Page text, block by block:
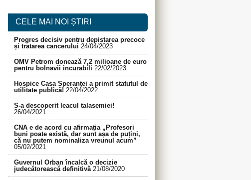
CELE MAI NOI ȘTIRI
Progres decisiv pentru depistarea precoce
și tratarea cancerului 24/04/2023
OMV Petrom donează 7,2 milioane de euro
pentru bolnavii incurabili 22/02/2023
Hospice Casa Speranței a primit statutul de
utilitate publică! 22/04/2022
S-a descoperit leacul talasemiei!
26/04/2021
CNA e de acord cu afirmația „Profesori
buni poate există, dar sunt așa de puțini,
că nu putem nominaliza vreunul acum”
05/02/2021
Guvernul Orban încalcă o decizie
judecătorească definitivă 21/08/2020